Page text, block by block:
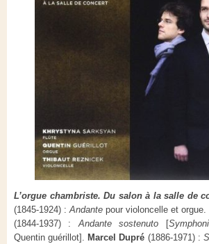
L’orgue chambriste. Du salon à la salle de
(1845-1924) :Andante pour violoncelle et orgue.
(1844-1937) :Andante sostenuto [
Quentin guérillot]. Marcel Dupré (1886-1971) :